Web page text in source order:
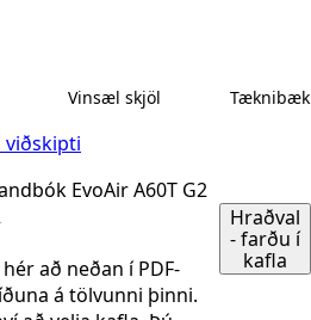
Vinsæl skjöl
EvoAir A60T G2
að neðan í PDF-
á tölvunni þinni.
Hraðval
- farðu í
kafla